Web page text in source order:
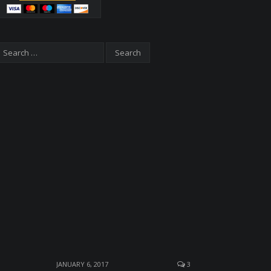
JANUARY 6, 2017 3